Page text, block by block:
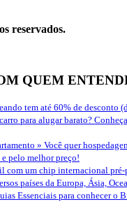
reservados.
QUEM
tem até 60% de desconto
para alugar barato?
» Você quer
e pelo melhor preço!
com um chip internacional
países da Europa, Ásia,
Essenciais para conhecer o